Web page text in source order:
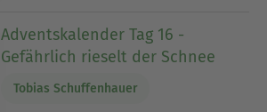
Adventskalender Tag 16 -
Gefährlich rieselt der Schnee
Tobias Schuffenhauer